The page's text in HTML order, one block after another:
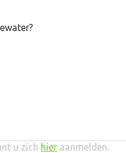
u zich hier aanmelden.